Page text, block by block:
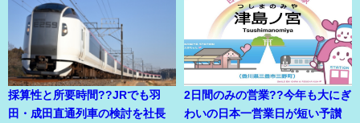
採算性と所要時間??JRでも羽
田・成田直通列車の検討を社長
2日間のみの営業??今年も大にぎ
わいの日本一営業日が短い予讃